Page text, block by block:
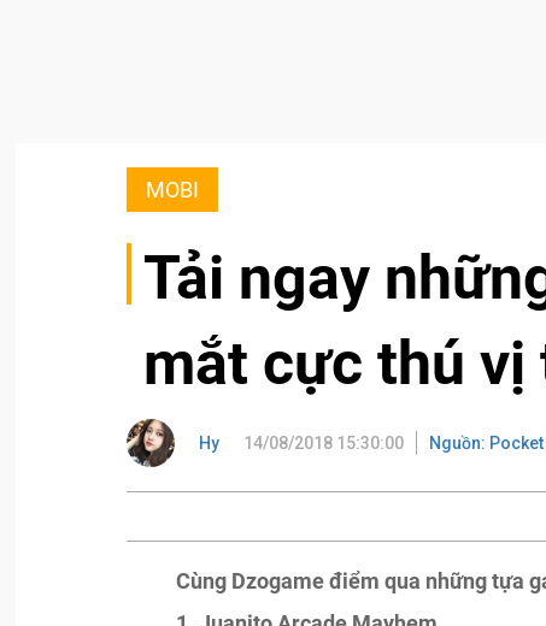
MOBI
Tải ngay
mắt cực thú vị
Hy 14/08/2018 15:30:00 Nguồn:
Cùng Dzogame điểm qua những tựa